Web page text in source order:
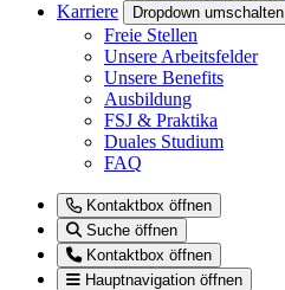
Karriere
Dropdown umschalten
Freie Stellen
Unsere Arbeitsfelder
Unsere Benefits
Ausbildung
FSJ & Praktika
Duales Studium
FAQ
Kontaktbox öffnen
Suche öffnen
Kontaktbox öffnen
Hauptnavigation öffnen